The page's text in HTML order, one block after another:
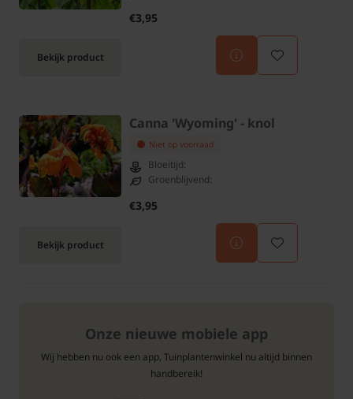
Bekijk product
€3,95
Bekijk product
Canna 'Wyoming' - knol
Niet op voorraad
Bloeitijd:
Groenblijvend:
€3,95
Onze nieuwe mobiele app
Wij hebben nu ook een app, Tuinplantenwinkel nu altijd binnen
handbereik!